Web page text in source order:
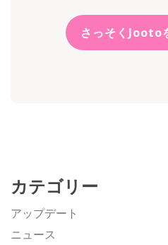
さっそくJooto
カテゴリー
アップデート
ニュース